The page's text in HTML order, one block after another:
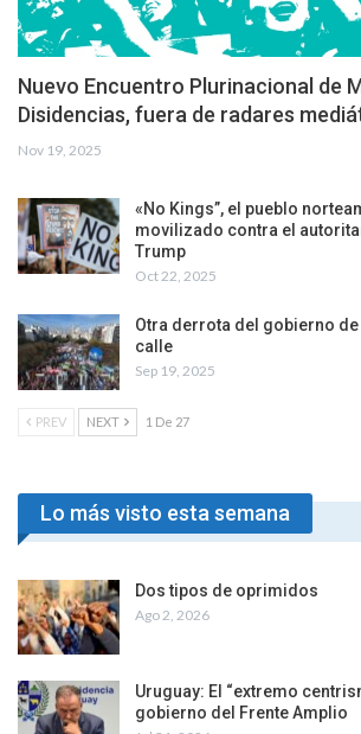
Nuevo Encuentro Plurinacional de
Disidencias, fuera de radares
Nov 19, 2025
«No Kings”, el pueblo
movilizado contra el
Trump
Oct 22, 2025
Otra derrota del gobierno
calle
Sep 19, 2025
PREV NEXT 1 De 27
Lo más visto esta semana
Dos tipos de oprimidos
Ago 2, 2026
Uruguay: El “extremo
gobierno del Frente Amplio